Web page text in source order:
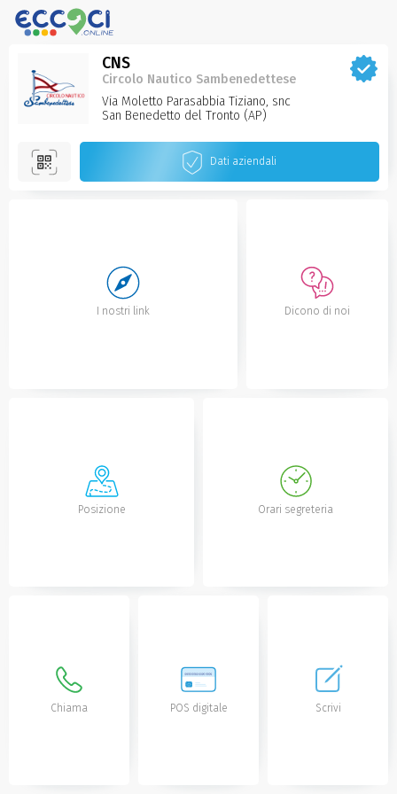
CNS
Circolo Nautico Sambenedettese
Via Moletto Parasabbia Tiziano, snc
San Benedetto del Tronto‌ (AP)
Dati aziendali
I nostri link Dicono di noi
Posizione Orari segreteria
Chiama POS digitale Scrivi